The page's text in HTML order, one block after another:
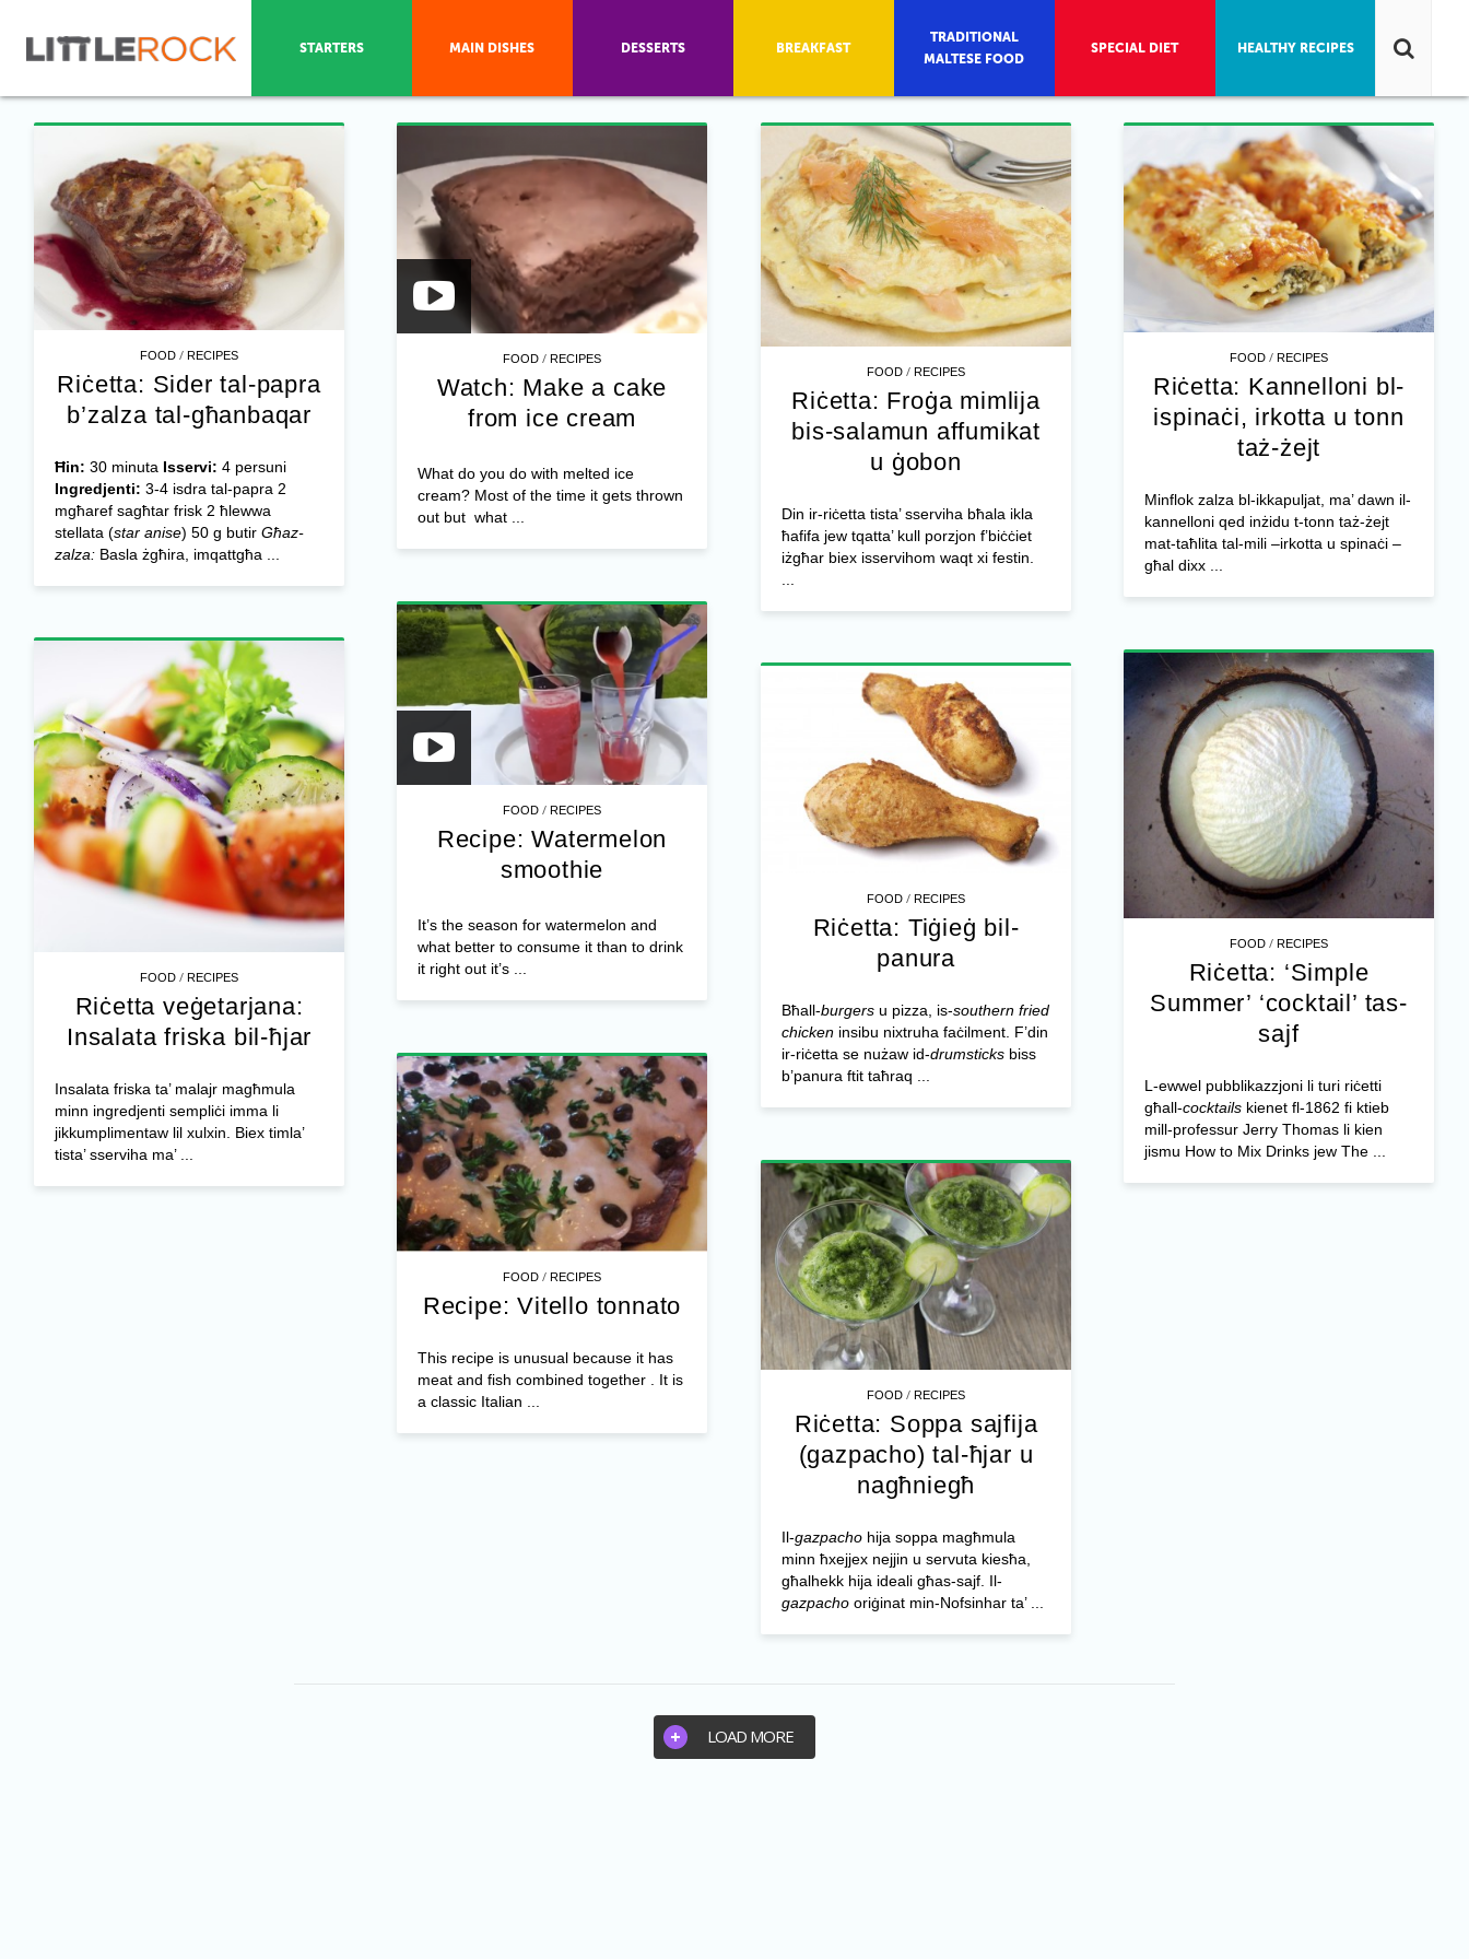
FOOD /RECIPES
Riċetta: Sider tal-papra
b’zalza tal-għanbaqar
Ħin: 30 minuta Isservi: 4 persuni
Ingredjenti: 3-4 isdra tal-papra 2
mgħaref sagħtar frisk 2 ħlewwa
stellata (star anise) 50 g butir Għaz-
zalza:Basla żgħira, imqattgħa ...
FOOD /RECIPES
Watch: Make a cake
from ice cream
What do you do with melted ice
cream? Most of the time it gets thrown
out but what ...
FOOD /RECIPES
Riċetta: Froġa mimlija
bis-salamun affumikat
u ġobon
Din ir-riċetta tista’ sserviha bħala ikla
ħafifa jew tqatta’ kull porzjon f’biċċiet
iżgħar biex isservihom waqt xi festin.
FOOD /RECIPES
Riċetta: Kannelloni bl-
ispinaċi, irkotta u tonn
taż-żejt
Minflok zalza bl-ikkapuljat, ma’ dawn il-
kannelloni qed inżidu t-tonn taż-żejt
mat-taħlita tal-mili –irkotta u spinaċi –
għal dixx ...
FOOD /RECIPES
Recipe: Watermelon
smoothie
It’s the season for watermelon and
what better to consume it than to drink
it right out it’s ...
FOOD /RECIPES
Riċetta veġetarjana:
Insalata friska bil-ħjar
Insalata friska ta’ malajr magħmula
minn ingredjenti sempliċi imma li
jikkumplimentaw lil xulxin. Biex timla’
tista’ sserviha ma’ ...
FOOD /RECIPES
Riċetta: ‘Simple
Summer’ ‘cocktail’ tas-
sajf
L-ewwel pubblikazzjoni li turi riċetti
għall-cocktailskienet fl-1862 fi ktieb
mill-professur Jerry Thomas li kien
jismu How to Mix Drinks jew The ...
FOOD /RECIPES
Riċetta: Tiġieġ bil-
panura
Bħall-burgersu pizza, is-southern fried
chickeninsibu nixtruha faċilment. F’din
ir-riċetta se nużaw id-drumsticksbiss
b’panura ftit taħraq ...
FOOD /RECIPES
Recipe: Vitello tonnato
This recipe is unusual because it has
meat and fish combined together . It is
a classic Italian ...
FOOD /RECIPES
Riċetta: Soppa sajfija
(gazpacho) tal-ħjar u
nagħniegħ
Il-gazpachohija soppa magħmula
minn ħxejjex nejjin u servuta kiesħa,
għalhekk hija ideali għas-sajf. Il-
gazpachooriġinat min-Nofsinhar ta’ ...
LOAD MORE
STARTERS MAIN DISHES DESSERTS BREAKFAST
TRADITIONAL
MALTESE FOOD
SPECIAL DIET HEALTHY RECIPES